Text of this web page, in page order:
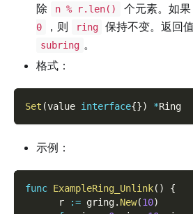
除
n % r.len() 个元素。如果
0
，则 ring 保持不变。返回
subring 。
格式：
Set (value interface{}) *Ring
示例：
func ExampleRing_Unlink( )
{
      r
:= gring. New(10)